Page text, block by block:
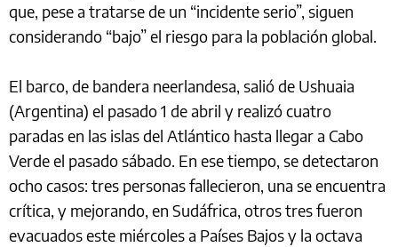
que, pese a tratarse de un “incidente serio”, siguen
considerando “bajo” el riesgo para la población global.
El barco, de bandera neerlandesa, salió de Ushuaia
(Argentina) el pasado 1 de abril y realizó cuatro
paradas en las islas del Atlántico hasta llegar a Cabo
Verde el pasado sábado. En ese tiempo, se detectaron
ocho casos: tres personas fallecieron, una se encuentra
crítica, y mejorando, en Sudáfrica, otros tres fueron
evacuados este miércoles a Países Bajos y la octava